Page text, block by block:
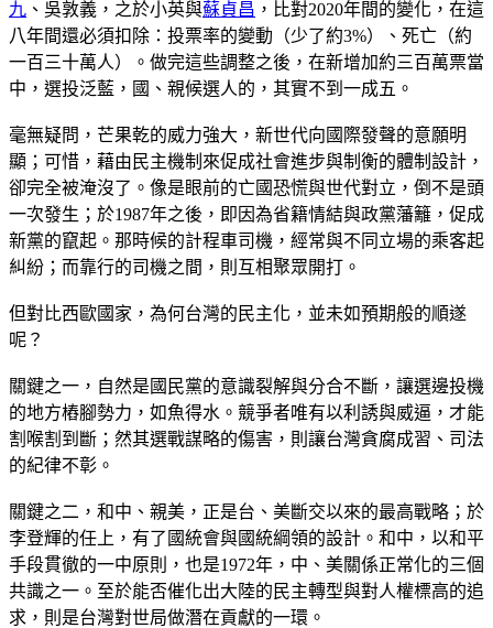
九 、吳敦義，之於小英與蘇貞昌 ，比對2020年間的變化，在這
八年間還必須扣除：投票率的變動（少了約3%）、死亡（約
一百三十萬人）。做完這些調整之後，在新增加約三百萬票當
中，選投泛藍，國、親候選人的，其實不到一成五。
毫無疑問，芒果乾的威力強大，新世代向國際發聲的意願明
顯；可惜，藉由民主機制來促成社會進步與制衡的體制設計，
卻完全被淹沒了。像是眼前的亡國恐慌與世代對立，倒不是頭
一次發生；於1987年之後，即因為省籍情結與政黨藩籬，促成
新黨的竄起。那時候的計程車司機，經常與不同立場的乘客起
糾紛；而靠行的司機之間，則互相聚眾開打。
但對比西歐國家，為何台灣的民主化，並未如預期般的順遂
呢？
關鍵之一，自然是國民黨的意識裂解與分合不斷，讓選邊投機
的地方樁腳勢力，如魚得水。競爭者唯有以利誘與威逼，才能
割喉割到斷；然其選戰謀略的傷害，則讓台灣貪腐成習、司法
的紀律不彰。
關鍵之二，和中、親美，正是台、美斷交以來的最高戰略；於
李登輝的任上，有了國統會與國統綱領的設計。和中，以和平
手段貫徹的一中原則，也是1972年，中、美關係正常化的三個
共識之一。至於能否催化出大陸的民主轉型與對人權標高的追
求，則是台灣對世局做潛在貢獻的一環。